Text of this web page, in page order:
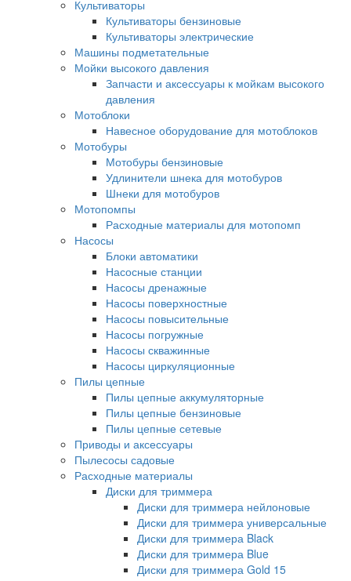
Культиваторы
Культиваторы бензиновые
Культиваторы электрические
Машины подметательные
Мойки высокого давления
Запчасти и аксессуары к мойкам высокого
давления
Мотоблоки
Навесное оборудование для мотоблоков
Мотобуры
Мотобуры бензиновые
Удлинители шнека для мотобуров
Шнеки для мотобуров
Мотопомпы
Расходные материалы для мотопомп
Насосы
Блоки автоматики
Насосные станции
Насосы дренажные
Насосы поверхностные
Насосы повысительные
Насосы погружные
Насосы скважинные
Насосы циркуляционные
Пилы цепные
Пилы цепные аккумуляторные
Пилы цепные бензиновые
Пилы цепные сетевые
Приводы и аксессуары
Пылесосы садовые
Расходные материалы
Диски для триммера
Диски для триммера нейлоновые
Диски для триммера универсальные
Диски для триммера Black
Диски для триммера Blue
Диски для триммера Gold 15